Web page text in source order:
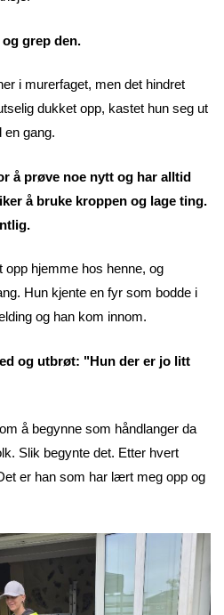
grep den.
i murerfaget, men det hindret
dukket opp, kastet hun seg ut
en gang.
å prøve noe nytt og har alltid
å bruke kroppen og lage ting.
hjemme hos henne, og
Hun kjente en fyr som bodde i
og han kom innom.
og utbrøt: "Hun der er jo litt
å begynne som håndlanger da
Slik begynte det. Etter hvert
er han som har lært meg opp og